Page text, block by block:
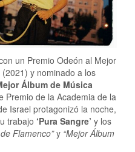
un Premio Odeón al Mejor
(2021) y nominado a los
Álbum de Música
Premio de la Academia de la
Israel protagonizó la noche,
trabajo ‘Pura Sangre’ y los
Flamenco”y “Mejor Álbum